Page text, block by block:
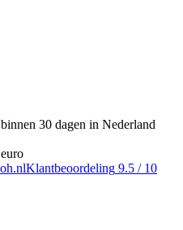
binnen 30 dagen in Nederland
Klantbeoordeling 9.5 / 10